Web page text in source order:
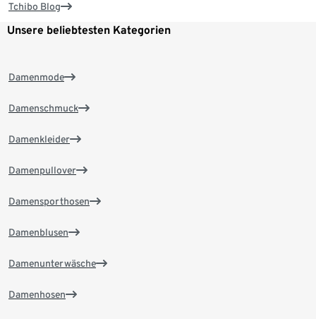
Tchibo Blog
Unsere beliebtesten Kategorien
Damenmode
Damenschmuck
Damenkleider
Damenpullover
Damensporthosen
Damenblusen
Damenunterwäsche
Damenhosen